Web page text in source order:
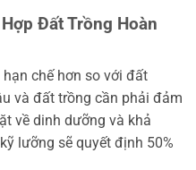
Đất Trồng Hoàn
chế hơn so với đất
và đất trồng cần phải đảm
về dinh dưỡng và khả
lưỡng sẽ quyết định 50%